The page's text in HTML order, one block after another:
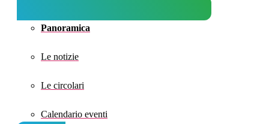
Panoramica
Le notizie
Le circolari
Calendario eventi